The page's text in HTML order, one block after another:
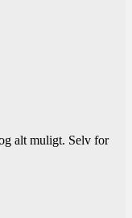
alt muligt. Selv for